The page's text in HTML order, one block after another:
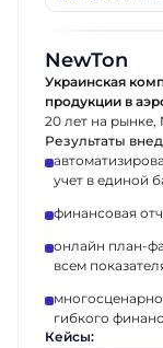
NewTon
Украинская
продукции в
20 лет на рынке,
Результаты
учет в единой
финансовая
онлайн план-
всем
гибкого
Кейсы: